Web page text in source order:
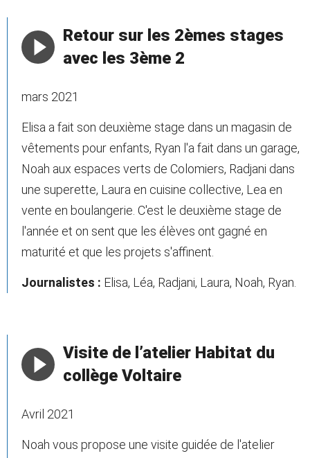
Retour sur les 2èmes stages
avec les 3ème 2
mars 2021
Elisa a fait son deuxième stage dans un magasin de
vêtements pour enfants, Ryan l'a fait dans un garage,
Noah aux espaces verts de Colomiers, Radjani dans
une superette, Laura en cuisine collective, Lea en
vente en boulangerie. C'est le deuxième stage de
l'année et on sent que les élèves ont gagné en
maturité et que les projets s'affinent.
Journalistes : Elisa, Léa, Radjani, Laura, Noah, Ryan.
Visite de l’atelier Habitat du
collège Voltaire
Avril 2021
Noah vous propose une visite guidée de l'atelier